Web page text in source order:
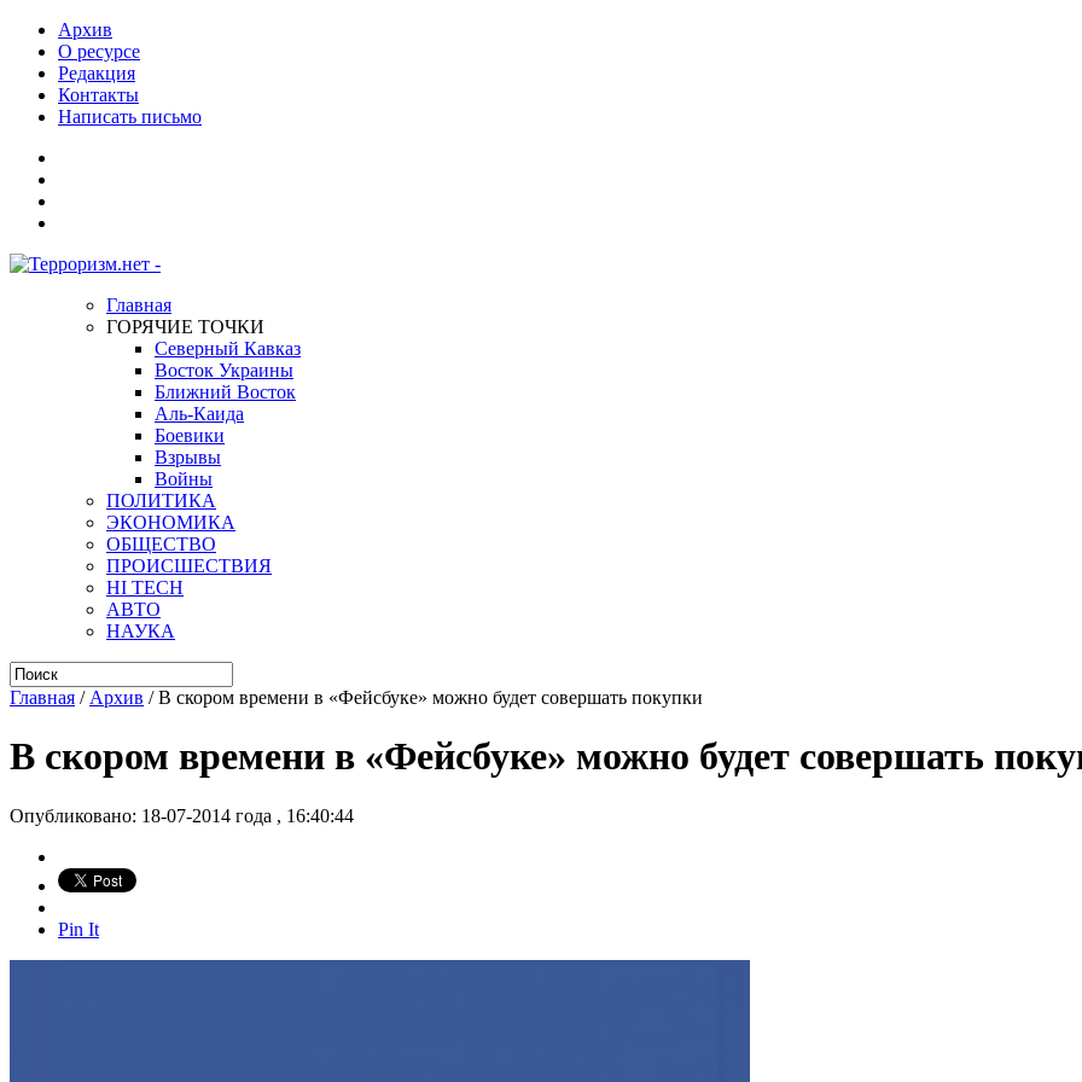
Архив
О ресурсе
Редакция
Контакты
Написать письмо
Главная
ГОРЯЧИЕ ТОЧКИ
Северный Кавказ
Восток Украины
Ближний Восток
Аль-Каида
Боевики
Взрывы
Войны
ПОЛИТИКА
ЭКОНОМИКА
ОБЩЕСТВО
ПРОИСШЕСТВИЯ
HI TECH
АВТО
НАУКА
Главная / Архив /В скором времени в «Фейсбуке» можно будет совершать покупки
В скором времени в «Фейсбуке» можно будет совершать
Опубликовано: 18-07-2014 года , 16:40:44
Pin It